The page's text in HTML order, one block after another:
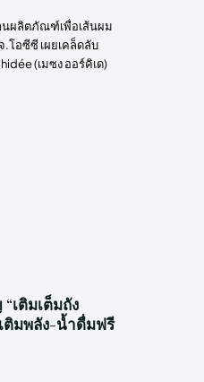
นผลิตภัณฑ์เพื่อเส้นผม
โอซีซี เผยเคล็ดลับ
(เมซง ออร์คิเด)
เติมเต็มถัง
ติมพลัง-น้ำดื่มฟรี